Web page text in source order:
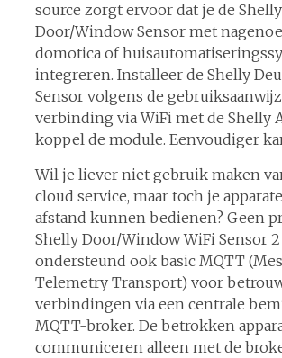
source zorgt ervoor dat je de Shelly
Door/Window Sensor met
domotica of
integreren. Installeer de Shelly
Sensor volgens de
verbinding via WiFi met de Shelly
koppel de module. Eenvoudiger
Wil je liever niet gebruik maken
cloud service, maar toch je
afstand kunnen bedienen? Geen
Shelly Door/Window WiFi Sensor 2
ondersteund ook basic MQTT
Telemetry Transport) voor
verbindingen via een centrale
MQTT-broker. De betrokken
communiceren alleen met de